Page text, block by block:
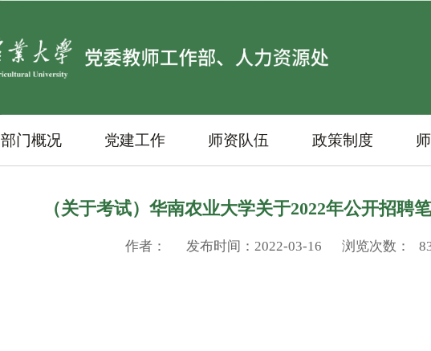
部门概况 党建工作 师资队伍 政策制度
（关于考试）华南农业大学关于2022年公开招聘
作者： 发布时间：2022-03-16 浏览次数：